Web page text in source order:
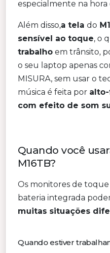
especialmente na hora
Além disso,a tela do
sensível ao toque, o
trabalho em trânsito,
o seu laptop apenas
MISURA, sem usar o
música é feita por
com efeito de som
Quando você
M16TB?
Os monitores de
bateria integrada
muitas situações
Quando estiver